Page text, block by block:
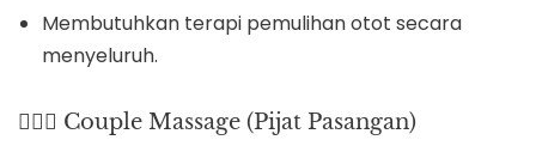
Membutuhkan terapi pemulihan otot secara
menyeluruh.
👩‍❤️‍👨 Couple Massage (Pijat Pasangan)